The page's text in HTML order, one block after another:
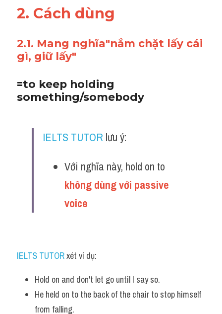
2. Cách dùng
2.1. Mang nghĩa"nắm chặt lấy cái
gì, giữ lấy"
=to keep holding
something/somebody
IELTS TUTOR lưu ý:
Với nghĩa này, hold on to
không dùng với passive
voice
IELTS TUTOR xét ví dụ:
Hold on and don't let go until I say so.
He held on to the back of the chair to stop himself
from falling.